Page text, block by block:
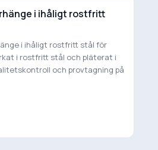
i ihåligt rostfritt
i ihåligt rostfritt stål för
i rostfritt stål och pläterat i
och provtagning på